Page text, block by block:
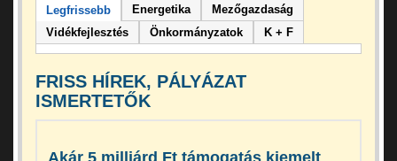
Legfrissebb Energetika
Mezőgazdaság
Vidékfejlesztés
Önkormányzatok K + F
FRISS HÍREK, PÁLYÁZAT
ISMERTETŐK
Akár 5 milliárd Ft támogatás kiemelt